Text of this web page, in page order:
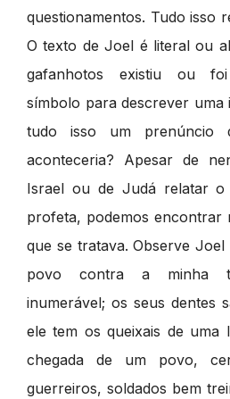
questionamentos. Tudo isso
O texto de Joel é literal ou
gafanhotos existiu ou
símbolo para descrever uma
tudo isso um prenúncio
aconteceria? Apesar de
Israel ou de Judá relatar
profeta, podemos encontrar
que se tratava. Observe Joel
povo contra a minha
inumerável; os seus dentes
ele tem os queixais de uma
chegada de um povo,
guerreiros, soldados bem